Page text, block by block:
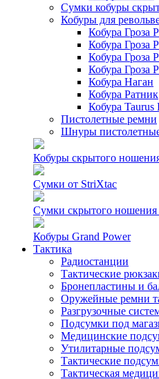
Сумки кобуры
Кобуры для
Кобура Гроза
Кобура Гроза
Кобура Гроза
Кобура Гроза
Кобура Наган
Кобура Ратник
Кобура
Пистолетные ремни
Шнуры
Кобуры скрытого
Сумки от StriXtac
Сумки скрытого ношения
Кобуры Grand Power
Тактика
Радиостанции
Тактические
Бронепластины и
Оружейные ремни
Разгрузочные
Подсумки под
Медицинские
Утилитарные
Тактические
Тактическая